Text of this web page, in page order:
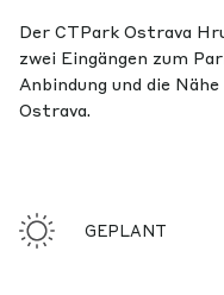
Der CTPark Ostrava
zwei Eingängen zum
Anbindung und die
Ostrava.
GEPLANT